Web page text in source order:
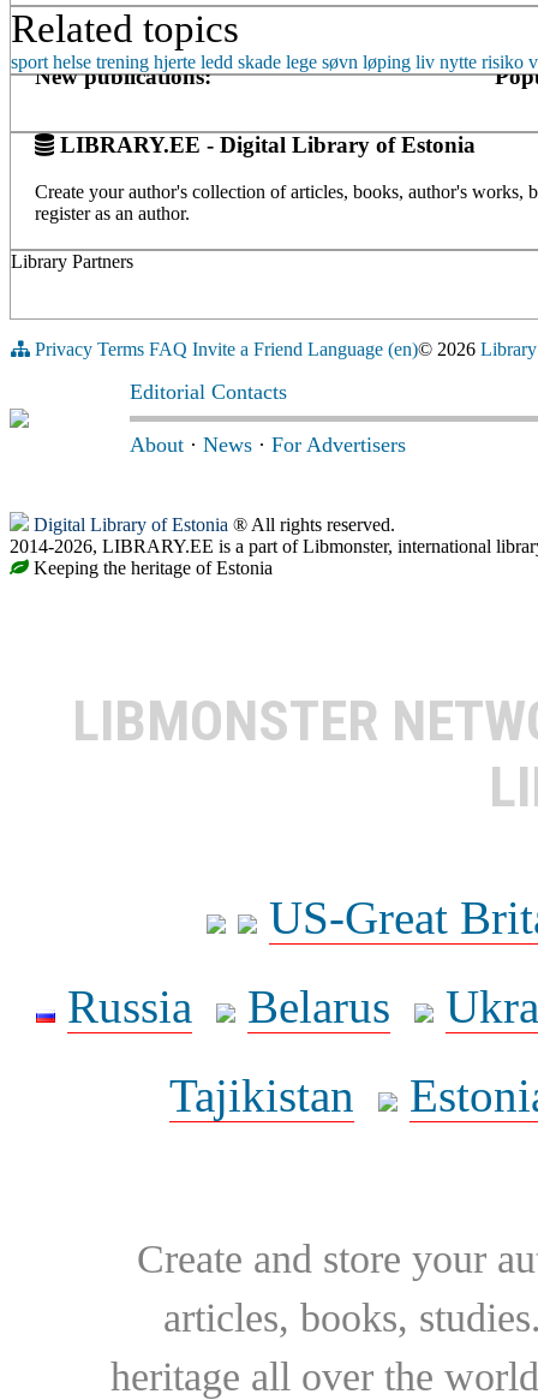
Related topics
sport helse trening hjerte ledd skade lege søvn løping liv nytte risiko
New publications:
LIBRARY.EE - Digital Library of Estonia
Create your author's collection of articles, books, author's
register as an author.
Library Partners
Privacy Terms FAQ Invite a Friend Language (en)© 2026
Editorial Contacts
About · News · For Advertisers
Digital Library of Estonia ® All rights reserved.
2014-2026, LIBRARY.EE is a part of Libmonster, international
Keeping the heritage of Estonia
LIBMONSTER
US-Great
Russia
Belarus
Tajikistan
Create and store your
articles, books,
heritage all over the